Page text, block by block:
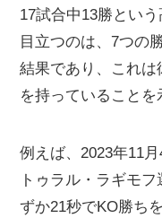
17試合中13勝とい
目立つのは、7つの
結果であり、これ
を持っていることを
例えば、2023年11
トゥラル・ラギモ
ずか21秒でKO勝ち